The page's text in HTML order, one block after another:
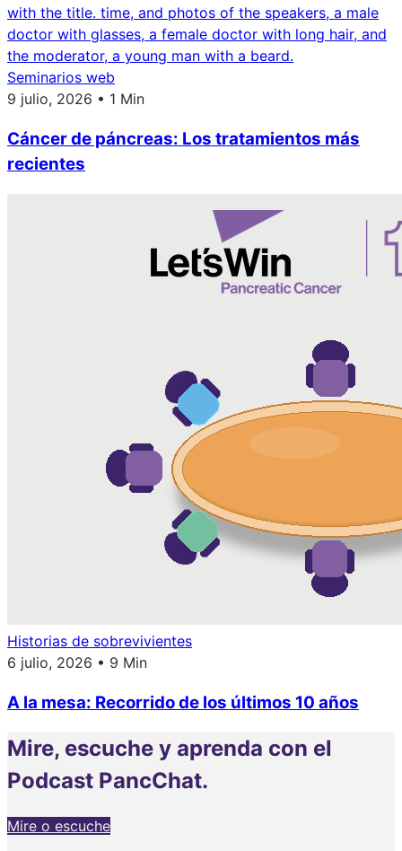
Seminarios web
9 julio, 2026 • 1 Min
Cáncer de páncreas: Los tratamientos más
recientes
Historias de sobrevivientes
6 julio, 2026 • 9 Min
A la mesa: Recorrido de los últimos 10 años
Mire, escuche y aprenda con el
Podcast PancChat.
Mire o escuche